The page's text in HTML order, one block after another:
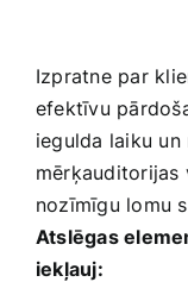
Izpratne par
efektīvu
iegulda ‍laiku
mērķauditorijas
nozīmīgu lomu
Atslēgas
iekļauj: